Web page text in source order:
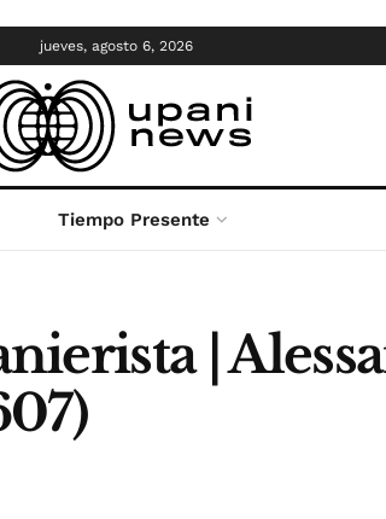
jueves, agosto 6, 2026
Tiempo Presente
|